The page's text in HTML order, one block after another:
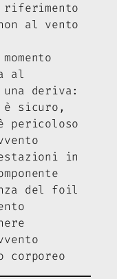
riferimento
al vento
al
deriva:
è sicuro,
pericoloso
in
del foil